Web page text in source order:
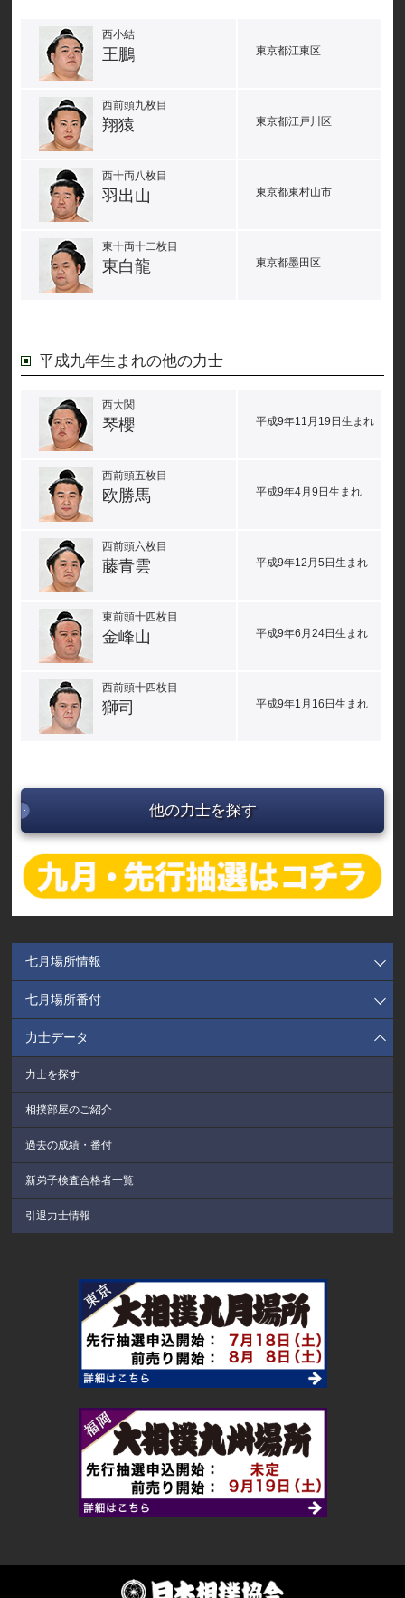
西小結
王鵬 東京都江東区
西前頭九枚目
翔猿 東京都江戸川区
西十両八枚目
羽出山 東京都東村山市
東十両十二枚目
東白龍 東京都墨田区
平成九年生まれの他の力士
西大関
琴櫻 平成9年11月19日生まれ
西前頭五枚目
欧勝馬 平成9年4月9日生まれ
西前頭六枚目
藤青雲 平成9年12月5日生まれ
東前頭十四枚目
金峰山 平成9年6月24日生まれ
西前頭十四枚目
獅司 平成9年1月16日生まれ
他の力士を探す
七月場所情報
七月場所番付
力士データ
力士を探す
相撲部屋のご紹介
過去の成績・番付
新弟子検査合格者一覧
引退力士情報